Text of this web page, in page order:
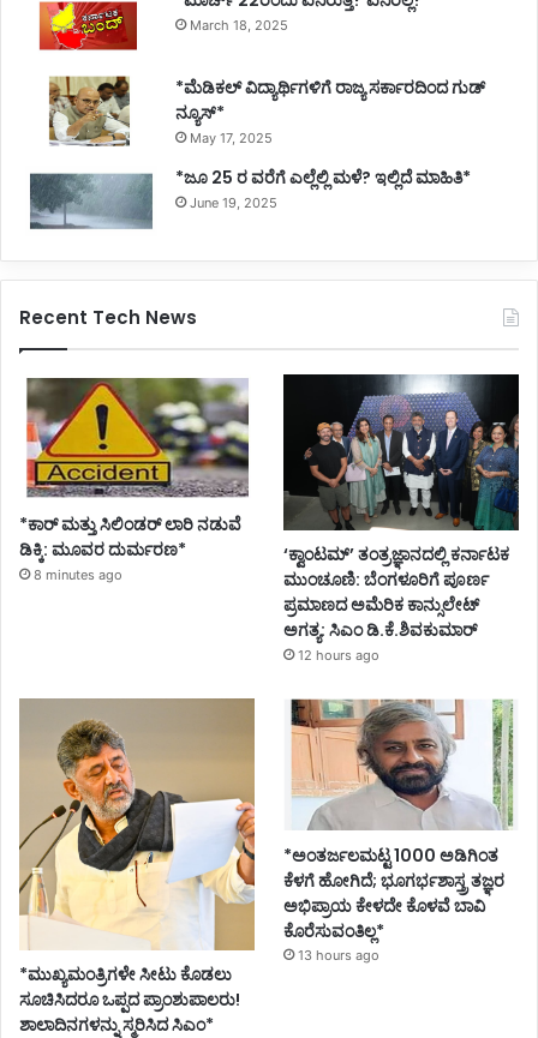
March 18, 2025
*ಮೆಡಿಕಲ್ ವಿದ್ಯಾರ್ಥಿಗಳಿಗೆ ರಾಜ್ಯ ಸರ್ಕಾರದಿಂದ ಗುಡ್
ನ್ಯೂಸ್*
May 17, 2025
*ಜೂ 25 ರ ವರೆಗೆ ಎಲ್ಲೆಲ್ಲಿ ಮಳೆ? ಇಲ್ಲಿದೆ ಮಾಹಿತಿ*
June 19, 2025
Recent Tech News
*ಕಾರ್ ಮತ್ತು ಸಿಲಿಂಡ‌ರ್ ಲಾರಿ ನಡುವೆ
ಡಿಕ್ಕಿ: ಮೂವರ ದುರ್ಮರಣ*
8 minutes ago
‘ಕ್ವಾಂಟಮ್’ ತಂತ್ರಜ್ಞಾನದಲ್ಲಿ ಕರ್ನಾಟಕ
ಮುಂಚೂಣಿ: ಬೆಂಗಳೂರಿಗೆ ಪೂರ್ಣ
ಪ್ರಮಾಣದ ಅಮೆರಿಕ ಕಾನ್ಸುಲೇಟ್
ಅಗತ್ಯ: ಸಿಎಂ ಡಿ.ಕೆ.ಶಿವಕುಮಾರ್
12 hours ago
*ಮುಖ್ಯಮಂತ್ರಿಗಳೇ ಸೀಟು ಕೊಡಲು
ಸೂಚಿಸಿದರೂ ಒಪ್ಪದ ಪ್ರಾಂಶುಪಾಲರು!
ಶಾಲಾದಿನಗಳನ್ನು ಸ್ಮರಿಸಿದ ಸಿಎಂ*
*ಅಂತರ್ಜಲಮಟ್ಟ 1000 ಅಡಿಗಿಂತ
ಕೆಳಗೆ ಹೋಗಿದೆ; ಭೂಗರ್ಭಶಾಸ್ತ್ರ ತಜ್ಞರ
ಅಭಿಪ್ರಾಯ ಕೇಳದೇ ಕೊಳವೆ ಬಾವಿ
ಕೊರೆಸುವಂತಿಲ್ಲ*
13 hours ago